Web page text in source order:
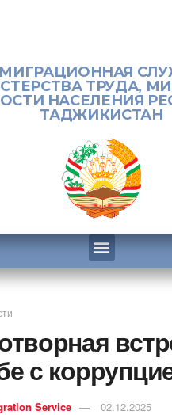
МИГРАЦИОННАЯ
ТРУДА,
НАСЕЛЕНИЯ
ТАДЖИКИСТАН
с
Service 02.12.2025